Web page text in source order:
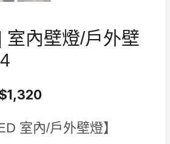
室內壁燈/戶外壁
1,320目
價
室內/戶外壁燈】